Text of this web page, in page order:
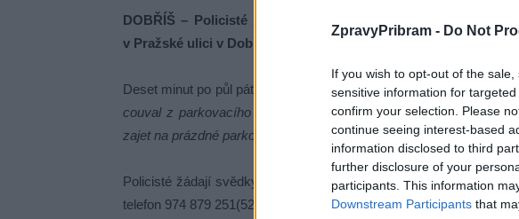
ZpravyPribram - Do Not
If you wish to opt-out of the
sensitive information for
confirm your selection. Please
continue seeing interest-based
information disclosed to third
further disclosure of your
participants. This information
Downstream Participants that
DOBŘÍŠ – Policisté žádají o pomoc při vyšetřování dopravní
v Pražské ulici v Dobříši dne 25. května.
Deset minut po půl páté odpoledne se u obchodu s drogerií střetla
couval z parkovacího stání na hlavní komunikaci a přitom
zajet na prázdné parkovací místo,“
uvedla k nehodě policejní
Policisté žádají svědky události, kteří by mohli pomoci při
telefon 974 879 251(527) nebo na bezplatnou linku 158.